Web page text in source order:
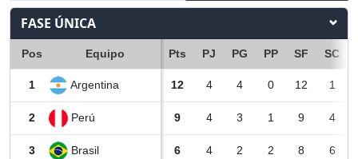
FASE ÚNICA
Pos Equipo Pts PJ PG PP SF SC
1 Argentina 12 4 4 0 12 1
2 Perú 9 4 3 1 9 4
3 Brasil 6 4 2 2 8 6